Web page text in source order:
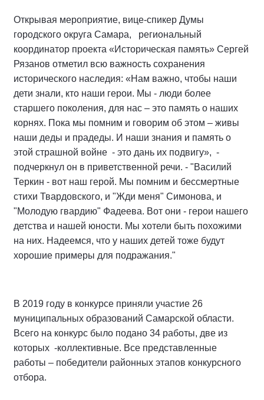
Открывая мероприятие, вице-спикер Думы
городского округа Самара, региональный
координатор проекта «Историческая память» Сергей
Рязанов отметил всю важность сохранения
исторического наследия: «Нам важно, чтобы наши
дети знали, кто наши герои. Мы - люди более
старшего поколения, для нас – это память о наших
корнях. Пока мы помним и говорим об этом – живы
наши деды и прадеды. И наши знания и память о
этой страшной войне - это дань их подвигу», -
подчеркнул он в приветственной речи. - "Василий
Теркин - вот наш герой. Мы помним и бессмертные
стихи Твардовского, и "Жди меня" Симонова, и
"Молодую гвардию" Фадеева. Вот они - герои нашего
детства и нашей юности. Мы хотели быть похожими
на них. Надеемся, что у наших детей тоже будут
хорошие примеры для подражания."
В 2019 году в конкурсе приняли участие 26
муниципальных образований Самарской области.
Всего на конкурс было подано 34 работы, две из
которых -коллективные. Все представленные
работы – победители районных этапов конкурсного
отбора.